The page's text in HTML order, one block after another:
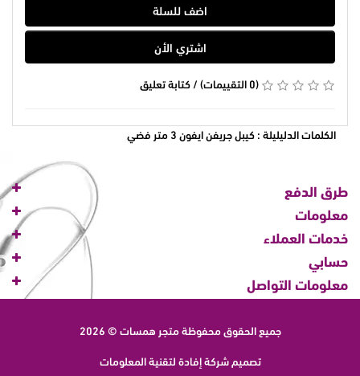
اضف للسلة
اشتري الأن
(0 التقييمات) /كتابة تعليق
الكلمات الدليليلة :كيبل جريفن ايفون 3 متر فضي
طرق الدفع
معلومات
خدمات العملاء
حسابي
معلومات التواصل
جميع الحقوق محفوظةمتجر همسات © 2026
تصميم شركةإفادة لتقنية المعلومات